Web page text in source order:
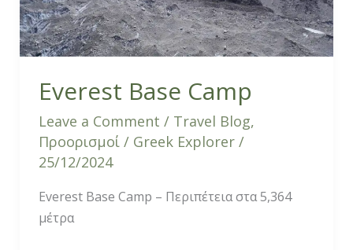
Everest Base Camp
Leave a Comment / Travel Blog,
Προορισμοί/ Greek Explorer /
25/12/2024
Everest Base Camp – Περιπέτεια στα 5,364
μέτρα